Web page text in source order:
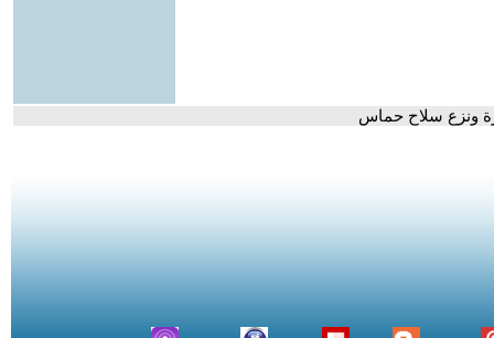
ونزع سلاح حماس